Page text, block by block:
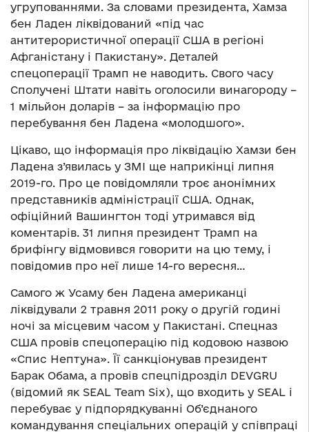
угрупованнями. За словами президента, Хамза
бен Ладен ліквідований «під час
антитерористичної операції США в регіоні
Афганістану і Пакистану». Деталей
спецоперації Трамп не наводить. Свого часу
Сполучені Штати навіть оголосили винагороду –
1 мільйон доларів – за інформацію про
перебування бен Ладена «молодшого».
Цікаво, що інформація про ліквідацію Хамзи бен
Ладена з’явилась у ЗМІ ще наприкінці липня
2019-го. Про це повідомляли троє анонімних
представників адміністрації США. Однак,
офіційний Вашингтон тоді утримався від
коментарів. 31 липня президент Трамп на
брифінгу відмовився говорити на цю тему, і
повідомив про неї лише 14-го вересня…
Самого ж Усаму бен Ладена американці
ліквідували 2 травня 2011 року о другій годині
ночі за місцевим часом у Пакистані. Спецназ
США провів спецоперацію під кодовою назвою
«Спис Нептуна». Її санкціонував президент
Барак Обама, а провів спецпідрозділ DEVGRU
(відомий як SEAL Team Six), що входить у SEAL і
перебуває у підпорядкуванні Об’єднаного
командування спеціальних операцій у співпраці